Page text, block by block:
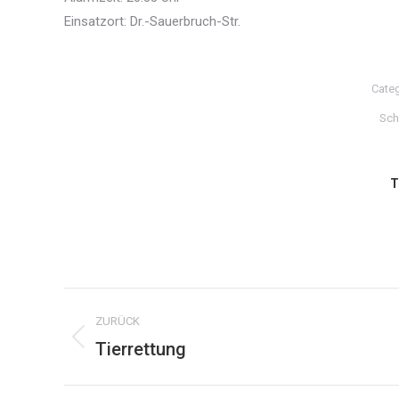
Einsatzort: Dr.-Sauerbruch-Str.
Kommentarnavigation
ZURÜCK
Vorheriger
Tierrettung